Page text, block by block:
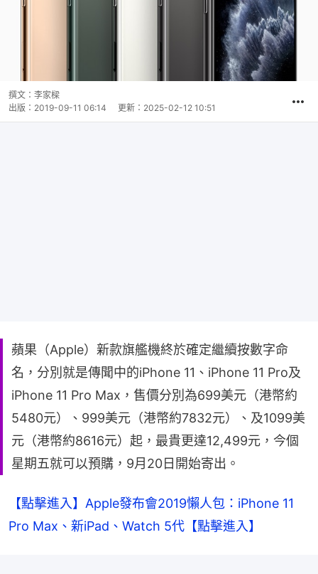
撰文： 李家樑
出版： 2019-09-11 06:14 更新： 2025-02-12 10:51
蘋果（Apple）新款旗艦機終於確定繼續按數字命
名，分別就是傳聞中的iPhone 11、iPhone 11 Pro及
iPhone 11 Pro Max，售價分別為699美元（港幣約
5480元）、999美元（港幣約7832元）、及1099美
元（港幣約8616元）起，最貴更達12,499元，今個
星期五就可以預購，9月20日開始寄出。
【點擊進入】Apple發布會2019懶人包：iPhone 11
Pro Max、新iPad、Watch 5代【點擊進入】